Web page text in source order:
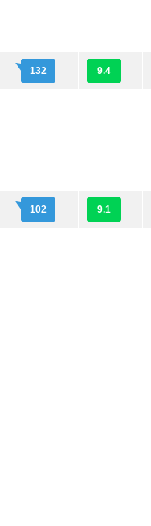
132 9.4
102 9.1